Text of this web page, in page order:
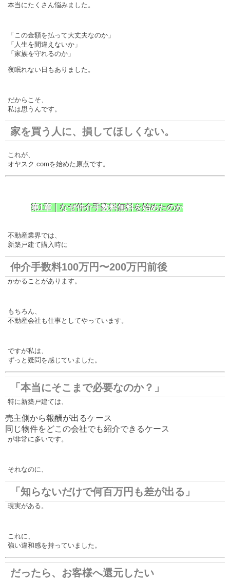
本当にたくさん悩みました。
「この金額を払って大丈夫なのか」
「人生を間違えないか」
「家族を守れるのか」
夜眠れない日もありました。
だからこそ、
私は思うんです。
家を買う人に、損してほしくない。
これが、
オヤスク.comを始めた原点です。
第1章｜なぜ仲介手数料無料を始めたのか
不動産業界では、
新築戸建て購入時に
仲介手数料100万円〜200万円前後
かかることがあります。
もちろん、
不動産会社も仕事としてやっています。
ですが私は、
ずっと疑問を感じていました。
「本当にそこまで必要なのか？」
特に新築戸建ては、
売主側から報酬が出るケース
同じ物件をどこの会社でも紹介できるケース
が非常に多いです。
それなのに、
「知らないだけで何百万円も差が出る」
現実がある。
これに、
強い違和感を持っていました。
だったら、お客様へ還元したい